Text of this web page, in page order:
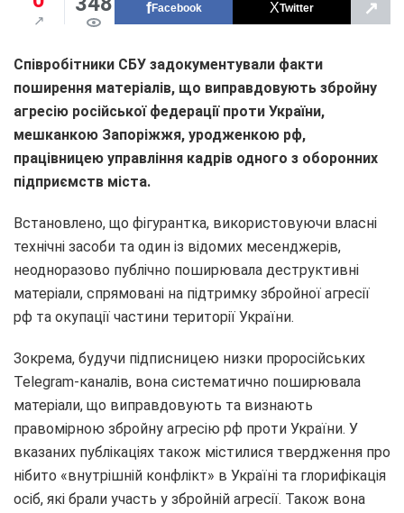
Facebook Twitter ↗
Співробітники СБУ задокументували факти
поширення матеріалів, що виправдовують збройну
агресію російської федерації проти України,
мешканкою Запоріжжя, уродженкою рф,
працівницею управління кадрів одного з оборонних
підприємств міста.
Встановлено, що фігурантка, використовуючи власні
технічні засоби та один із відомих месенджерів,
неодноразово публічно поширювала деструктивні
матеріали, спрямовані на підтримку збройної агресії
рф та окупації частини території України.
Зокрема, будучи підписницею низки проросійських
Telegram-каналів, вона систематично поширювала
матеріали, що виправдовують та визнають
правомірною збройну агресію рф проти України. У
вказаних публікаціях також містилися твердження про
нібито «внутрішній конфлікт» в Україні та глорифікація
осіб, які брали участь у збройній агресії. Також вона